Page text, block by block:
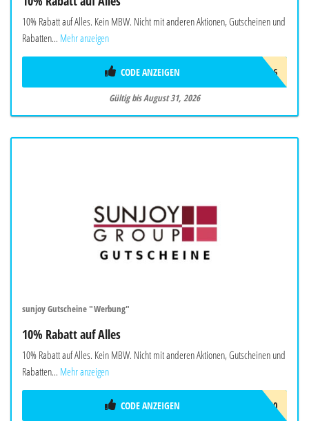
10% Rabatt auf Alles. Kein MBW. Nicht mit anderen Aktionen, Gutscheinen und
Rabatten... Mehr anzeigen
AUG26
CODE ANZEIGEN
Gültig bis August 31, 2026
sunjoy Gutscheine "Werbung"
10% Rabatt auf Alles
10% Rabatt auf Alles. Kein MBW. Nicht mit anderen Aktionen, Gutscheinen und
Rabatten... Mehr anzeigen
SUNJOYEU10
CODE ANZEIGEN